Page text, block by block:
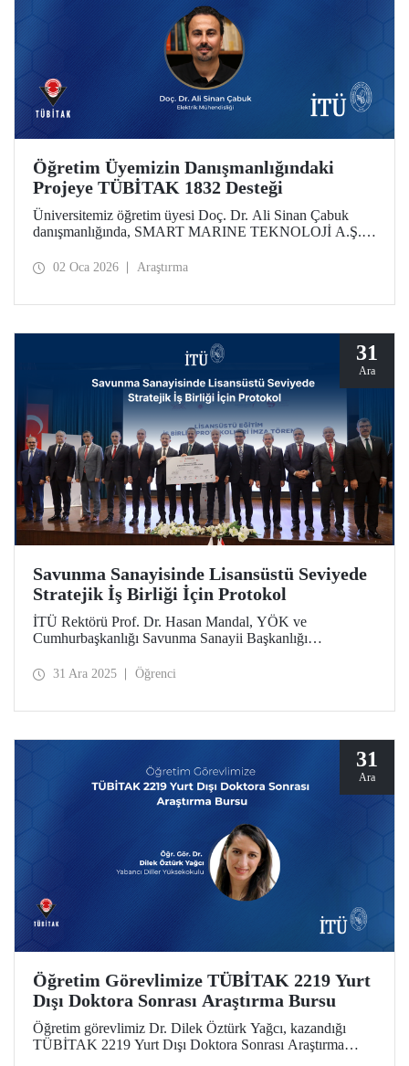
Öğretim Üyemizin Danışmanlığındaki
Projeye TÜBİTAK 1832 Desteği
Üniversitemiz öğretim üyesi Doç. Dr. Ali Sinan Çabuk
danışmanlığında, SMART MARINE TEKNOLOJİ A.Ş. iş
Altyapılı Yapay Zeka Destekli Sürdürülebilir Liman
02 Oca 2026 Araştırma
31
Ara
Savunma Sanayisinde Lisansüstü Seviyede
Stratejik İş Birliği İçin Protokol
İTÜ Rektörü Prof. Dr. Hasan Mandal, YÖK ve
Cumhurbaşkanlığı Savunma Sanayii Başkanlığı
geçirilen “Lisansüstü Eğitim İş Birliği Protokolleri” imza
31 Ara 2025 Öğrenci
31
Ara
Öğretim Görevlimize TÜBİTAK 2219 Yurt
Dışı Doktora Sonrası Araştırma Bursu
Öğretim görevlimiz Dr. Dilek Öztürk Yağcı, kazandığı
TÜBİTAK 2219 Yurt Dışı Doktora Sonrası Araştırma